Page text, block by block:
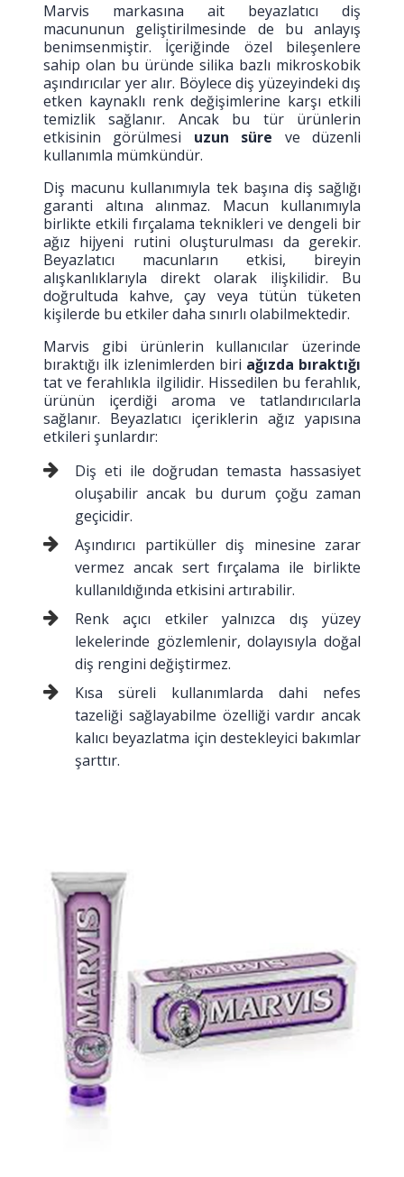
Marvis markasına ait beyazlatıcı diş
macununun geliştirilmesinde de bu anlayış
benimsenmiştir. İçeriğinde özel bileşenlere
sahip olan bu üründe silika bazlı mikroskobik
aşındırıcılar yer alır. Böylece diş yüzeyindeki dış
etken kaynaklı renk değişimlerine karşı etkili
temizlik sağlanır. Ancak bu tür ürünlerin
etkisinin görülmesi uzun süre ve düzenli
kullanımla mümkündür.
Diş macunu kullanımıyla tek başına diş sağlığı
garanti altına alınmaz. Macun kullanımıyla
birlikte etkili fırçalama teknikleri ve dengeli bir
ağız hijyeni rutini oluşturulması da gerekir.
Beyazlatıcı macunların etkisi, bireyin
alışkanlıklarıyla direkt olarak ilişkilidir. Bu
doğrultuda kahve, çay veya tütün tüketen
kişilerde bu etkiler daha sınırlı olabilmektedir.
Marvis gibi ürünlerin kullanıcılar üzerinde
bıraktığı ilk izlenimlerden biri ağızda bıraktığı
tat ve ferahlıkla ilgilidir. Hissedilen bu ferahlık,
ürünün içerdiği aroma ve tatlandırıcılarla
sağlanır. Beyazlatıcı içeriklerin ağız yapısına
etkileri şunlardır:
Diş eti ile doğrudan temasta hassasiyet
oluşabilir ancak bu durum çoğu zaman
geçicidir.
Aşındırıcı partiküller diş minesine zarar
vermez ancak sert fırçalama ile birlikte
kullanıldığında etkisini artırabilir.
Renk açıcı etkiler yalnızca dış yüzey
lekelerinde gözlemlenir, dolayısıyla doğal
diş rengini değiştirmez.
Kısa süreli kullanımlarda dahi nefes
tazeliği sağlayabilme özelliği vardır ancak
kalıcı beyazlatma için destekleyici bakımlar
şarttır.